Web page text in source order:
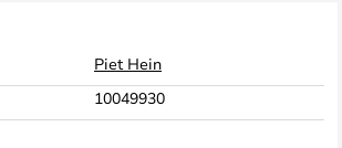
Piet Hein
10049930